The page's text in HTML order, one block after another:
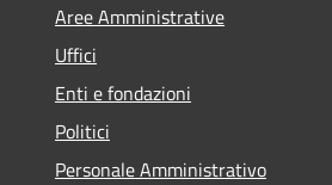
Aree Amministrative
Uffici
Enti e fondazioni
Politici
Personale Amministrativo